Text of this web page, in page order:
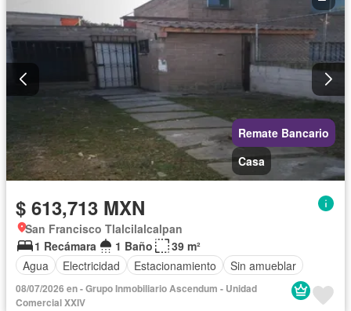
Remate Bancario
Casa
$ 613,713 MXN
San Francisco Tlalcilalcalpan
1 Recámara
1 Baño
39 m²
Agua
Electricidad Estacionamiento Sin amueblar
08/07/2026 en - Grupo Inmobiliario Ascendum - Unidad
Comercial XXIV